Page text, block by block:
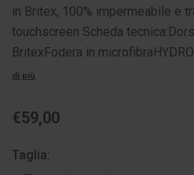
in Britex, 100% impermeabile e
touchscreen Scheda
BritexFodera in
di più
€59,00
Taglia: